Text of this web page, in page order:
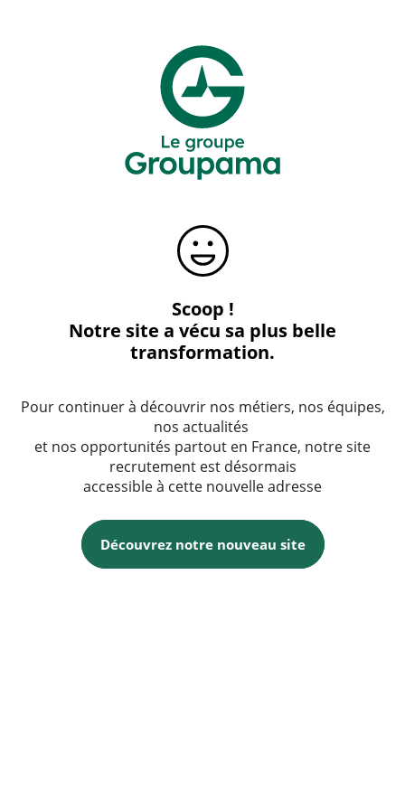
Scoop !
Notre site a vécu sa plus belle
transformation.
Pour continuer à découvrir nos métiers, nos équipes,
nos actualités
et nos opportunités partout en France, notre site
recrutement est désormais
accessible à cette nouvelle adresse
Découvrez notre nouveau site